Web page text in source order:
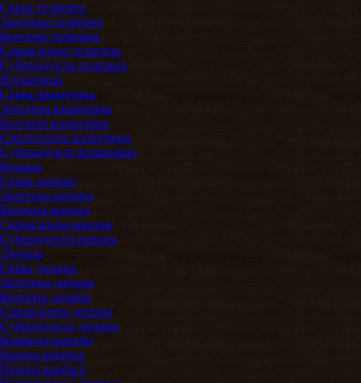
Свіжа телятина
Запечена телятина
Копчена телятина
Сиров'ялена телятина
Субпродукти телятина
Яловичина
Свіжа яловичина
Запечена яловичина
Копчена яловичина
Сиров'ялена яловичина
Субпродукти яловичина
Конина
Свіжа конина
Запечена конина
Копчена конина
Сиров'ялена конина
Субпродукти конина
Дичина
Свіжа дичина
Запечена дичина
Копчена дичина
Сиров'ялена дичина
Субпродукти дичина
Ковбасні вироби
Варена ковбаса
Печена ковбаса